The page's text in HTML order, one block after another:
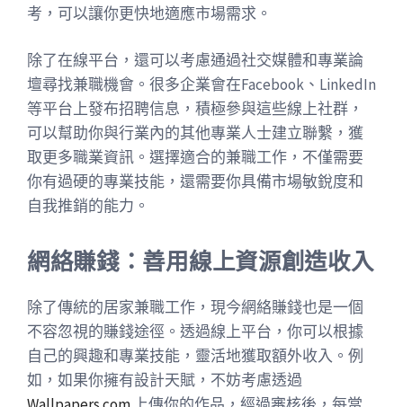
考，可以讓你更快地適應市場需求。
除了在線平台，還可以考慮通過社交媒體和專業論
壇尋找兼職機會。很多企業會在Facebook、LinkedIn
等平台上發布招聘信息，積極參與這些線上社群，
可以幫助你與行業內的其他專業人士建立聯繫，獲
取更多職業資訊。選擇適合的兼職工作，不僅需要
你有過硬的專業技能，還需要你具備市場敏銳度和
自我推銷的能力。
網絡賺錢：善用線上資源創造收入
除了傳統的居家兼職工作，現今網絡賺錢也是一個
不容忽視的賺錢途徑。透過線上平台，你可以根據
自己的興趣和專業技能，靈活地獲取額外收入。例
如，如果你擁有設計天賦，不妨考慮透過